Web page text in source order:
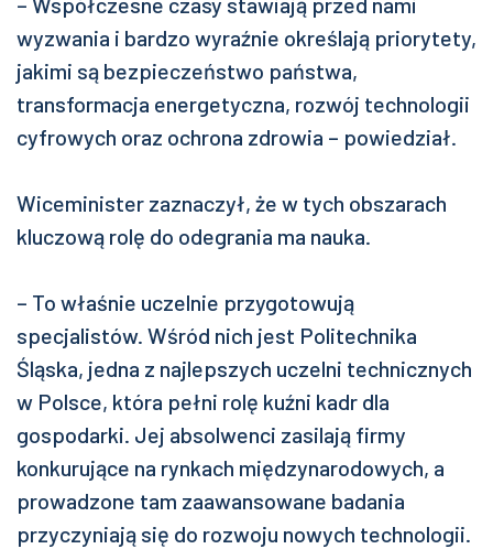
wyzwania i bardzo wyraźnie określają priorytety,
jakimi są bezpieczeństwo państwa,
transformacja energetyczna, rozwój technologii
cyfrowych oraz ochrona zdrowia – powiedział.
Wiceminister zaznaczył, że w tych obszarach
kluczową rolę do odegrania ma nauka.
– To właśnie uczelnie przygotowują
specjalistów. Wśród nich jest Politechnika
Śląska, jedna z najlepszych uczelni technicznych
w Polsce, która pełni rolę kuźni kadr dla
gospodarki. Jej absolwenci zasilają firmy
konkurujące na rynkach międzynarodowych, a
prowadzone tam zaawansowane badania
przyczyniają się do rozwoju nowych technologii.